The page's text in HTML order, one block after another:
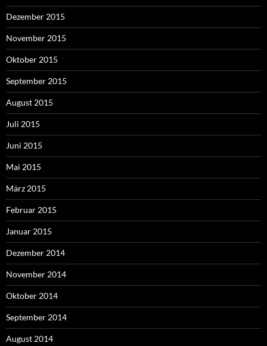
Dezember 2015
November 2015
Oktober 2015
September 2015
August 2015
Juli 2015
Juni 2015
Mai 2015
März 2015
Februar 2015
Januar 2015
Dezember 2014
November 2014
Oktober 2014
September 2014
August 2014